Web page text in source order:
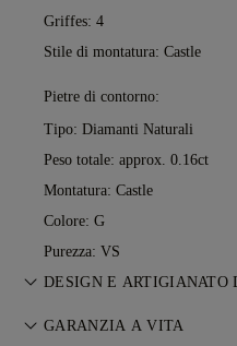
Griffes: 4
Stile di montatura: Castle
Pietre di contorno:
Tipo: Diamanti Naturali
Peso totale: approx. 0.16ct
Montatura: Castle
Colore: G
Purezza: VS
DESIGN E ARTIGIANATO
L’arte del racconto prende
GARANZIA A VITA